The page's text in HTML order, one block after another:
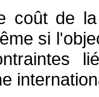
coût de
si